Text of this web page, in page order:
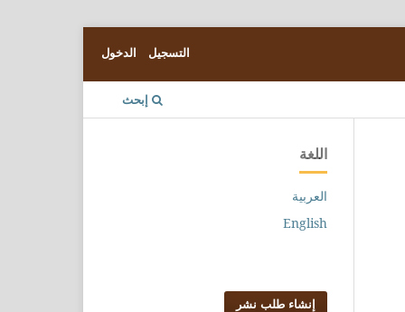
إبحث
التسجيل الدخول
اللغة
العربية
English
إنشاء طلب نشر